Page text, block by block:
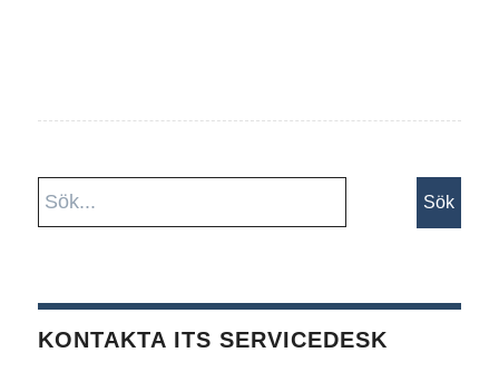
KONTAKTA ITS SERVICEDESK